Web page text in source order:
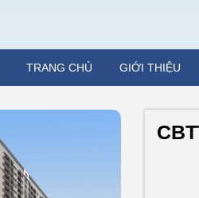
TRANG CHỦ GIỚI THIỆU